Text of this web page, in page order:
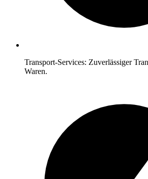
Transport-Services: Zuverlässiger
Waren.